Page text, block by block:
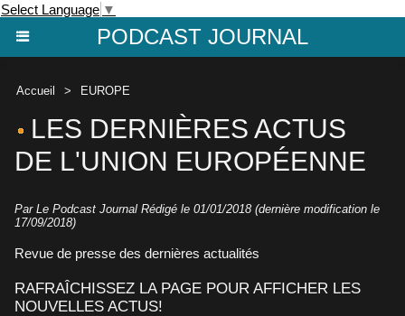
Select Language ▼
PODCAST JOURNAL
Accueil > EUROPE
LES DERNIÈRES ACTUS
DE L'UNION EUROPÉENNE
Par Le Podcast Journal Rédigé le 01/01/2018 (dernière modification le
17/09/2018)
Revue de presse des dernières actualités
RAFRAÎCHISSEZ LA PAGE POUR AFFICHER LES
NOUVELLES ACTUS!